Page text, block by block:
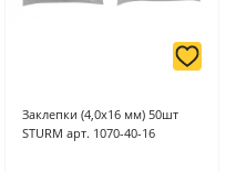
Заклепки (4,0х16 мм) 50шт
STURM арт. 1070-40-16